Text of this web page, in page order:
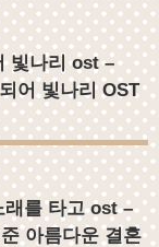
빛나리 ost –
어 빛나리 OST
래를 타고 ost –
아름다운 결혼